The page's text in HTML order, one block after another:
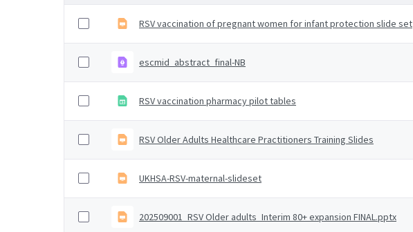
RSV vaccination of pregnant women for infant protection slide set
escmid_abstract_final-NB
RSV vaccination pharmacy pilot tables
RSV Older Adults Healthcare Practitioners Training Slides
UKHSA-RSV-maternal-slideset
202509001_RSV Older adults_Interim 80+ expansion FINAL.pptx